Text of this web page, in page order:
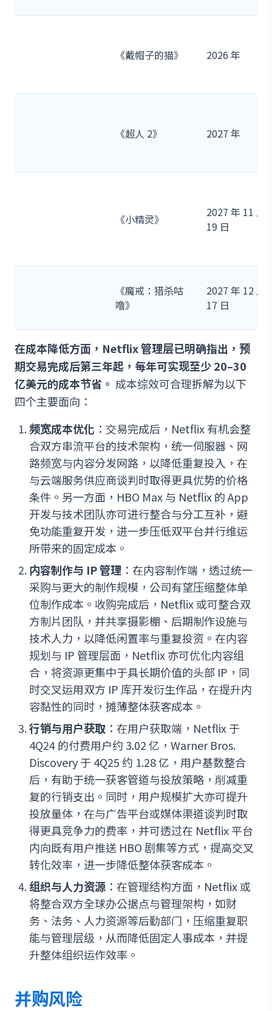
《戴帽子的猫》 2026 年
《超人 2》 2027 年
《小精灵》
2027 年 11 月
19 日
《魔戒：猎杀咕
噜》
2027 年 12 月
17 日
在成本降低方面，Netflix 管理层已明确指出，预
期交易完成后第三年起，每年可实现至少 20–30
亿美元的成本节省。 成本综效可合理拆解为以下
四个主要面向：
频宽成本优化 ：交易完成后，Netflix 有机会整
合双方串流平台的技术架构，统一伺服器、网
路频宽与内容分发网路，以降低重复投入，在
与云端服务供应商谈判时取得更具优势的价格
条件。另一方面，HBO Max 与 Netflix 的 App
开发与技术团队亦可进行整合与分工互补，避
免功能重复开发，进一步压低双平台并行维运
所带来的固定成本。
内容制作与 IP 管理 ：在内容制作端，透过统一
采购与更大的制作规模，公司有望压缩整体单
位制作成本。收购完成后，Netflix 或可整合双
方制片团队，并共享摄影棚、后期制作设施与
技术人力，以降低闲置率与重复投资。在内容
规划与 IP 管理层面，Netflix 亦可优化内容组
合，将资源更集中于具长期价值的头部 IP，同
时交叉运用双方 IP 库开发衍生作品，在提升内
容黏性的同时，摊薄整体获客成本。
行销与用户获取 ：在用户获取端，Netflix 于
4Q24 的付费用户约 3.02 亿，Warner Bros.
Discovery 于 4Q25 约 1.28 亿，用户基数整合
后，有助于统一获客管道与投放策略，削减重
复的行销支出。同时，用户规模扩大亦可提升
投放量体，在与广告平台或媒体渠道谈判时取
得更具竞争力的费率，并可透过在 Netflix 平台
内向既有用户推送 HBO 剧集等方式，提高交叉
转化效率，进一步降低整体获客成本。
组织与人力资源 ：在管理结构方面，Netflix 或
将整合双方全球办公据点与管理架构，如财
务、法务、人力资源等后勤部门，压缩重复职
能与管理层级，从而降低固定人事成本，并提
升整体组织运作效率。
并购风险